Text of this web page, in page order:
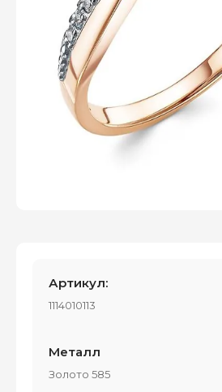
Артикул:
1114010113
Металл
Золото 585